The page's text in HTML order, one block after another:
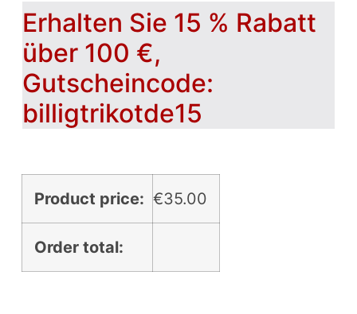
Erhalten Sie 15 % Rabatt
über 100 €,
Gutscheincode:
billigtrikotde15
Product price: €35.00
Order total: